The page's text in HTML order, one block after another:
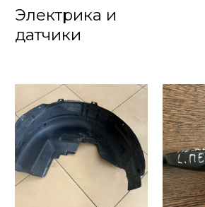
Электрика и
датчики